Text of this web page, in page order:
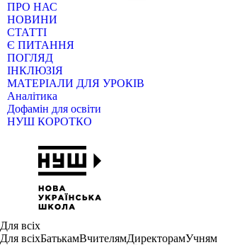
ПРО НАС
НОВИНИ
СТАТТІ
Є ПИТАННЯ
ПОГЛЯД
ІНКЛЮЗІЯ
МАТЕРІАЛИ ДЛЯ УРОКІВ
Аналітика
Дофамін для освіти
НУШ КОРОТКО
Для всіх
Для всіхБатькамВчителямДиректорамУчням